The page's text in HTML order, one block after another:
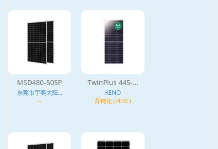
MSD480-505P
东莞市宇奕太阳...
--
TwinPlus 445-...
KENO
背钝化 (PERC)